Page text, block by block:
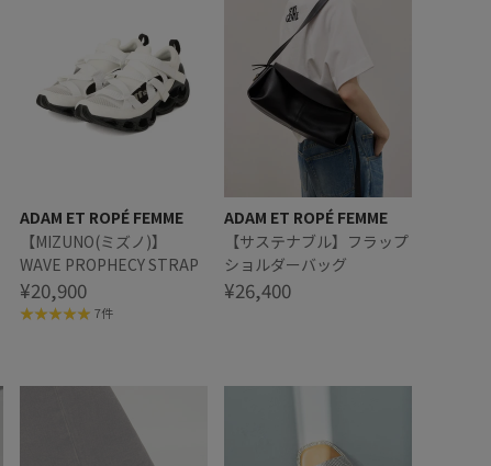
ADAM ET ROPÉ FEMME
【MIZUNO(ミズノ)】
WAVE PROPHECY STRAP
¥20,900
7件
ADAM ET ROPÉ FEMME
【サステナブル】フラップ
ショルダーバッグ
¥26,400